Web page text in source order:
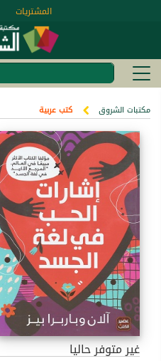
المشتريات
مكتبات الشروق كتب عربية
غير متوفر حاليا